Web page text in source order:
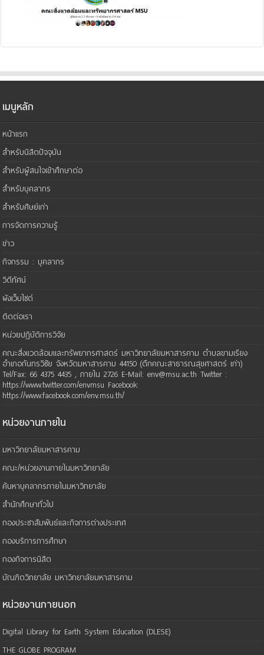
เมนูหลัก
หน้าแรก
สำหรับนิสิตปัจจุบัน
สำหรับผู้สนใจเข้าศึกษาต่อ
สำหรับบุคลากร
สำหรับศิษย์เก่า
การจัดการความรู้
ข่าว
กิจกรรม : บุคลากร
วิดีทัศน์
ผังเว็บไซต์
ติดต่อเรา
หน่วยปฏิบัติการวิจัย
คณะสิ่งแวดล้อมและทรัพยากรศาสตร์ มหาวิทยาลัยมหาสารคาม ตำบลขามเรียง
อำเภอกันทรวิชัย จังหวัดมหาสารคาม 44150 (ตึกคณะสาธารณสุขศาสตร์ เก่า)
Tel/Fax: 66 4375 4435 , ภายใน 2726 E-Mail: env@msu.ac.th Twitter :
https://www.twitter.com/envmsu Facebook:
https://www.facebook.com/env.msu.th/
หน่วยงานภายใน
มหาวิทยาลัยมหาสารคาม
คณะ/หน่วยงานภายในมหาวิทยาลัย
ค้นหาบุคลากรภายในมหาวิทยาลัย
สำนักศึกษาทั่วไป
กองประชาสัมพันธ์และกิจการต่างประเทศ
กองบริการการศึกษา
กองกิจการนิสิต
บัณฑิตวิทยาลัย มหาวิทยาลัยมหาสารคาม
หน่วยงานภายนอก
Digital Library for Earth System Education (DLESE)
THE GLOBE PROGRAM